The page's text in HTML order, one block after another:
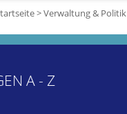
>Verwaltung & Politik
A - Z